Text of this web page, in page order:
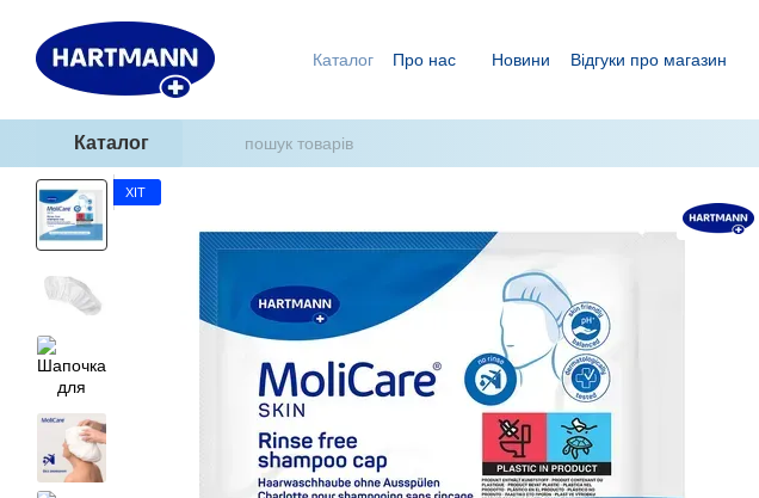
Перейти до основного контенту
Каталог Про нас Новини
Відгуки про магазин
Каталог
ХІТ